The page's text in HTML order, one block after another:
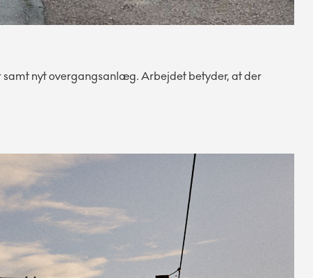
samt nyt overgangsanlæg. Arbejdet betyder, at der